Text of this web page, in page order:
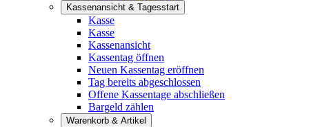
Kassenansicht & Tagesstart
Kasse
Kasse
Kassenansicht
Kassentag öffnen
Neuen Kassentag eröffnen
Tag bereits abgeschlossen
Offene Kassentage abschließen
Bargeld zählen
Warenkorb & Artikel